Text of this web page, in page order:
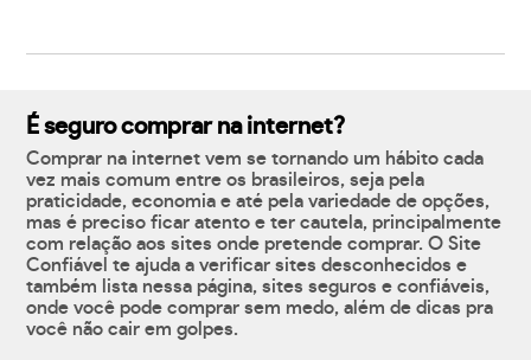
É seguro comprar na internet?
Comprar na internet vem se tornando um hábito cada
vez mais comum entre os brasileiros, seja pela
praticidade, economia e até pela variedade de opções,
mas é preciso ficar atento e ter cautela, principalmente
com relação aos sites onde pretende comprar. O Site
Confiável te ajuda a verificar sites desconhecidos e
também lista nessa página, sites seguros e confiáveis,
onde você pode comprar sem medo, além de dicas pra
você não cair em golpes.